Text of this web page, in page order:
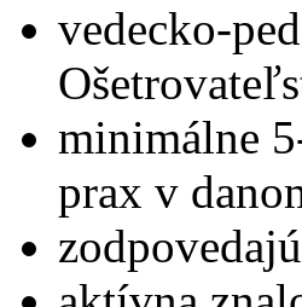
vedecko-
minimálne
prax v